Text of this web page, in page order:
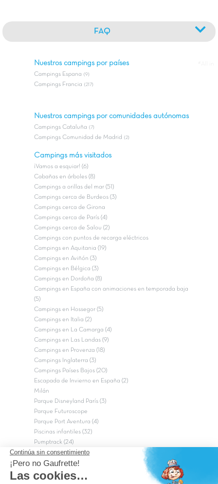
FAQ
Nuestros campings por países
Campings Espana (9)
Campings Francia (217)
Nuestros campings por comunidades autónomas
Campings Cataluña (7)
Campings Comunidad de Madrid (2)
Campings más visitados
¡Vamos a esquiar! (6)
Cabañas en árboles (8)
Campings a orillas del mar (51)
Campings cerca de Burdeos (3)
Campings cerca de Girona
Campings cerca de París (4)
Campings cerca de Salou (2)
Campings con puntos de recarga eléctricos
Campings en Aquitania (19)
Campings en Aviñón (3)
Campings en Bélgica (3)
Campings en Dordoña (8)
Campings en España con animaciones en temporada baja
(5)
Campings en Hossegor (5)
Campings en Italia (2)
Campings en La Camarga (4)
Campings en Las Landas (9)
Campings en Provenza (18)
Campings Inglaterra (3)
Campings Países Bajos (20)
Escapada de Invierno en España (2)
Milán
Parque Disneyland París (3)
Parque Futuroscope
Parque Port Aventura (4)
Piscinas infantiles (32)
Pumptrack (24)
Puy du Fou (2)
Roma
Semana Santa (17)